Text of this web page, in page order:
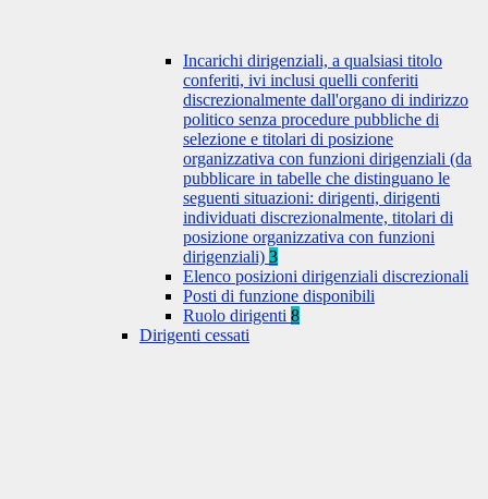
Incarichi dirigenziali, a qualsiasi titolo
conferiti, ivi inclusi quelli conferiti
discrezionalmente dall'organo di indirizzo
politico senza procedure pubbliche di
selezione e titolari di posizione
organizzativa con funzioni dirigenziali (da
pubblicare in tabelle che distinguano le
seguenti situazioni: dirigenti, dirigenti
individuati discrezionalmente, titolari di
posizione organizzativa con funzioni
dirigenziali) 3
Elenco posizioni dirigenziali discrezionali
Posti di funzione disponibili
Ruolo dirigenti 8
Dirigenti cessati